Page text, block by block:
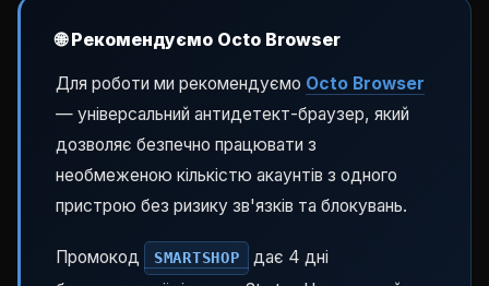
🌐 Рекомендуємо Octo Browser
Для роботи ми рекомендуємо Octo Browser
— універсальний антидетект-браузер, який
дозволяє безпечно працювати з
необмеженою кількістю акаунтів з одного
пристрою без ризику зв'язків та блокувань.
Промокод SMARTSHOP
дає 4 дні